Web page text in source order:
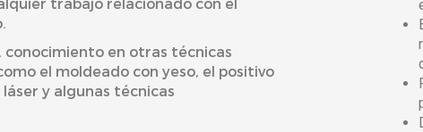
conocimiento en otras técnicas
el moldeado con yeso, el positivo
y algunas técnicas